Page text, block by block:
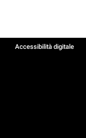
Accessibilità digitale